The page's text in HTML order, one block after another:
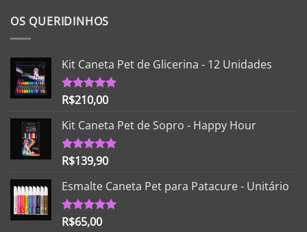
OS QUERIDINHOS
Kit Caneta Pet de Glicerina - 12 Unidades
Avaliação
R$210,00
Kit Caneta Pet de Sopro - Happy Hour
Avaliação
R$139,90
Esmalte Caneta Pet para Patacure - Unitário
Avaliação
R$65,00